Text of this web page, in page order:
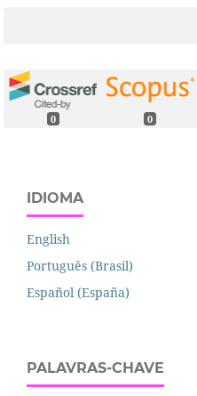
0 0
IDIOMA
English
Português (Brasil)
Español (España)
PALAVRAS-CHAVE